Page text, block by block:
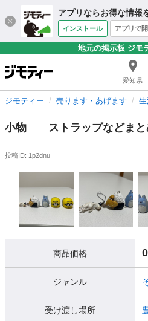
アプリならお得な情報
インストール アプリで開
地元の掲示板 ジモ
愛知県
ジモティー 売ります・あげます
小物 ストラップなどまと
投稿ID: 1p2dnu
商品価格
ジャンル
受け渡し場所